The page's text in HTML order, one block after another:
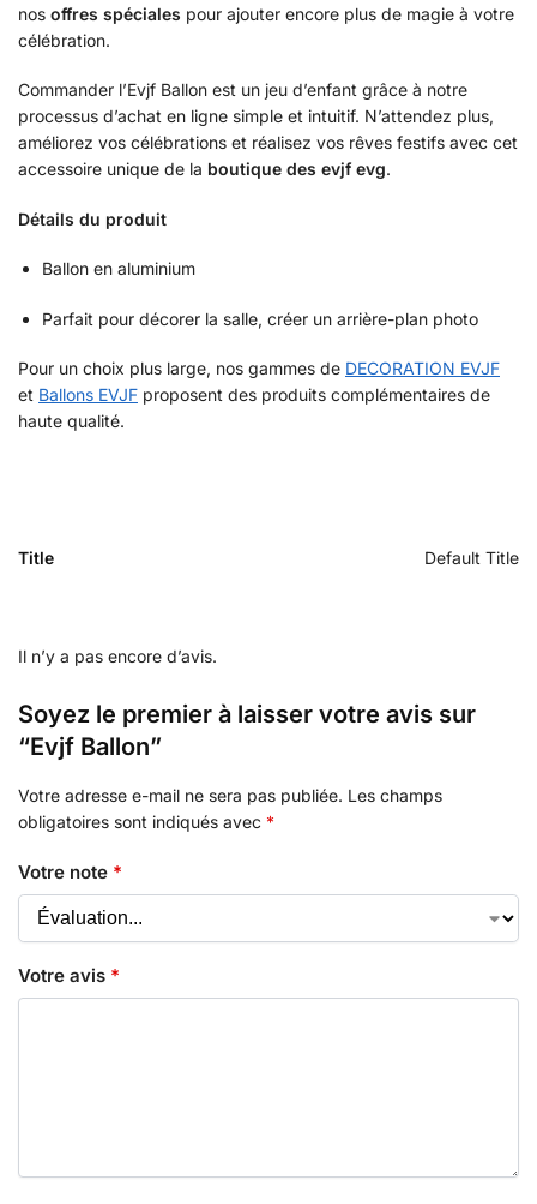
nos offres spéciales pour ajouter encore plus de magie à votre
célébration.
Commander l’Evjf Ballon est un jeu d’enfant grâce à notre
processus d’achat en ligne simple et intuitif. N’attendez plus,
améliorez vos célébrations et réalisez vos rêves festifs avec cet
accessoire unique de la boutique des evjf evg.
Détails du produit
Ballon en aluminium
Parfait pour décorer la salle, créer un arrière-plan photo
Pour un choix plus large, nos gammes de DECORATION EVJF
et Ballons EVJF proposent des produits complémentaires de
haute qualité.
Title Default Title
Il n’y a pas encore d’avis.
Soyez le premier à laisser votre avis sur
“Evjf Ballon”
Votre adresse e-mail ne sera pas publiée. Les champs
obligatoires sont indiqués avec *
Votre note *
Votre avis *